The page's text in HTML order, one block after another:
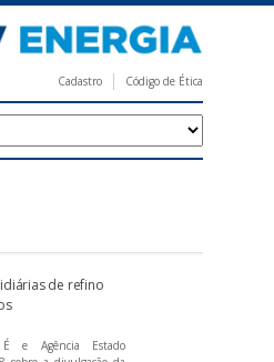
Cadastro Código de Ética
de refino
e Agência Estado